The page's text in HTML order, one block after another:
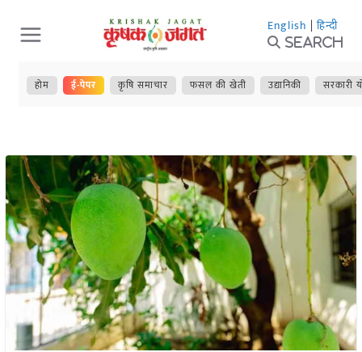
Skip
to
content
English | हिन्दी
Search
होम ई-पेपर कृषि समाचार फसल की खेती उद्यानिकी सरकारी